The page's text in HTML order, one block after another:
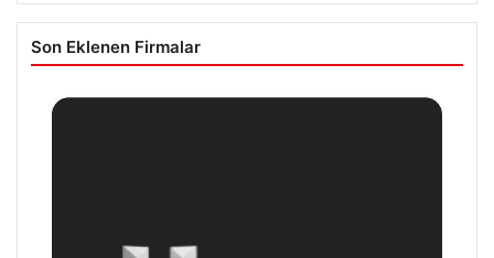
Son Eklenen Firmalar